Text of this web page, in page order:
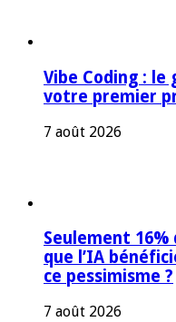
Vibe Coding :
votre premier
7 août 2026
Seulement
que l’IA
ce pessimisme ?
7 août 2026